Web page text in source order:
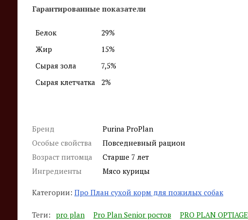
Гарантированные показатели
Белок
29%
Жир
15%
Сырая зола
7,5%
Сырая клетчатка
2%
Бренд
Purina ProPlan
Особые свойства
Повседневный рацион
Возраст питомца
Старше 7 лет
Ингредиенты
Мясо курицы
Категории: Про План сухой корм для пожилых собак
Теги: pro plan Pro Plan Senior ростов PRO PLAN OPTIAGE